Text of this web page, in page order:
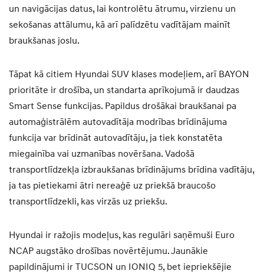
un navigācijas datus, lai kontrolētu ātrumu, virzienu un
sekošanas attālumu, kā arī palīdzētu vadītājam mainīt
braukšanas joslu.
Tāpat kā citiem Hyundai SUV klases modeļiem, arī BAYON
prioritāte ir drošība, un standarta aprīkojumā ir daudzas
Smart Sense funkcijas. Papildus drošākai braukšanai pa
automaģistrālēm autovadītāja modrības brīdinājuma
funkcija var brīdināt autovadītāju, ja tiek konstatēta
miegainība vai uzmanības novēršana. Vadošā
transportlīdzekļa izbraukšanas brīdinājums brīdina vadītāju,
ja tas pietiekami ātri nereaģē uz priekšā braucošo
transportlīdzekli, kas virzās uz priekšu.
Hyundai ir ražojis modeļus, kas regulāri saņēmuši Euro
NCAP augstāko drošības novērtējumu. Jaunākie
papildinājumi ir TUCSON un IONIQ 5, bet iepriekšējie